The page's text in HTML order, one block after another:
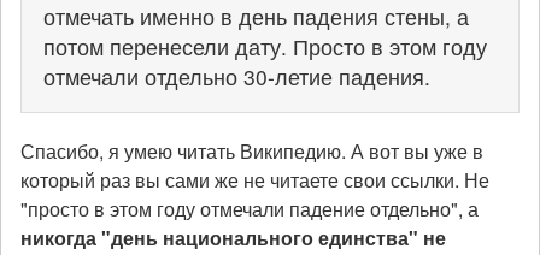
отмечать именно в день падения стены, а
потом перенесели дату. Просто в этом году
отмечали отдельно 30-летие падения.
Спасибо, я умею читать Википедию. А вот вы уже в
который раз вы сами же не читаете свои ссылки. Не
"просто в этом году отмечали падение отдельно", а
никогда "день национального единства" не